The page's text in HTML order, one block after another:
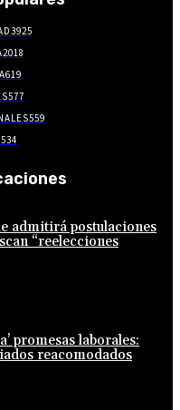
3925
2018
619
577
559
534
admitirá postulaciones
“reelecciones
promesas laborales:
reacomodados